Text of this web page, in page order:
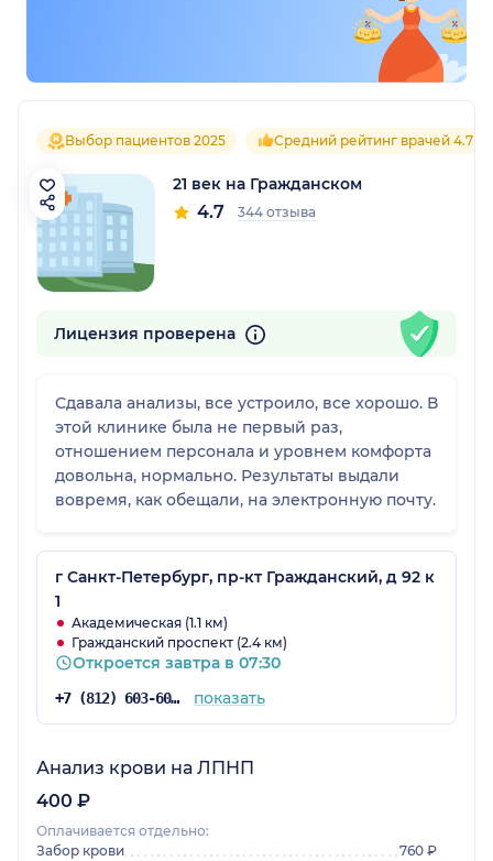
Выбор пациентов 2025 Средний рейтинг врачей 4.7
21 век на Гражданском
4.7 344 отзыва
Лицензия проверена
Сдавала анализы, все устроило, все хорошо. В
этой клинике была не первый раз,
отношением персонала и уровнем комфорта
довольна, нормально. Результаты выдали
вовремя, как обещали, на электронную почту.
г Санкт-Петербург, пр-кт Гражданский, д 92 к
1
Академическая (1.1 км)
Гражданский проспект (2.4 км)
Откроется завтра в 07:30
+7 (812) 603-60-42 показать
Анализ крови на ЛПНП
400 ₽
Оплачивается отдельно:
Забор крови
760 ₽